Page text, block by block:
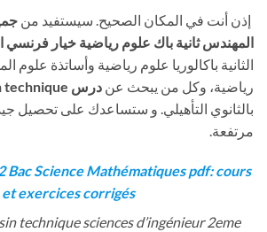
إذن أنت في المكان الصحيح. سيستفيد من
المهندس ثانية باك علوم رياضية خيار فرنسي
الثانية باكالوريا علوم رياضية وأساتذة
رياضية، وكل من يبحث عن درس Dessin technique
بالثانوي التأهيلي. و ستساعدك على تحصيل
مرتفعة.
Bac Science Mathématiques pdf: cours
et exercices corrigés
technique sciences d’ingénieur 2eme